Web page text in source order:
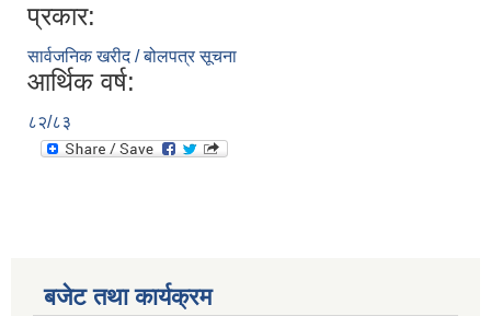
प्रकार:
सार्वजनिक खरीद / बोलपत्र सूचना
आर्थिक वर्ष:
८२/८३
बजेट तथा कार्यक्रम